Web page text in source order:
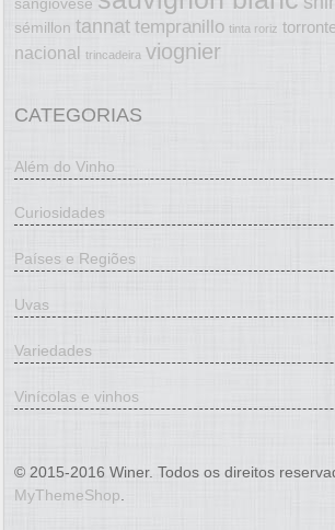
sémillon tannat tempranillo tinta roriz
nacional trincadeira viognier
CATEGORIAS
Além do Vinho
Curiosidades
Países e Regiões
Uvas
Variedades
Vinícolas e vinhos
© 2015-2016 Winer. Todos os direitos
MyThemeShop